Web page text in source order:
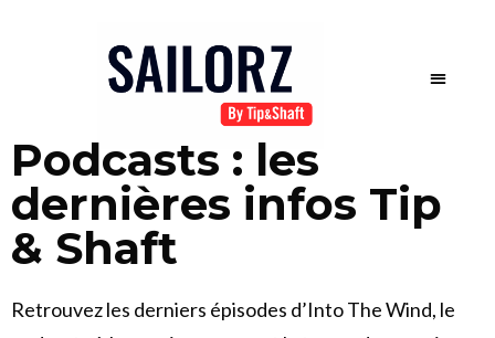
Podcasts : les
dernières infos Tip
& Shaft
Retrouvez les derniers épisodes d’Into The Wind, le